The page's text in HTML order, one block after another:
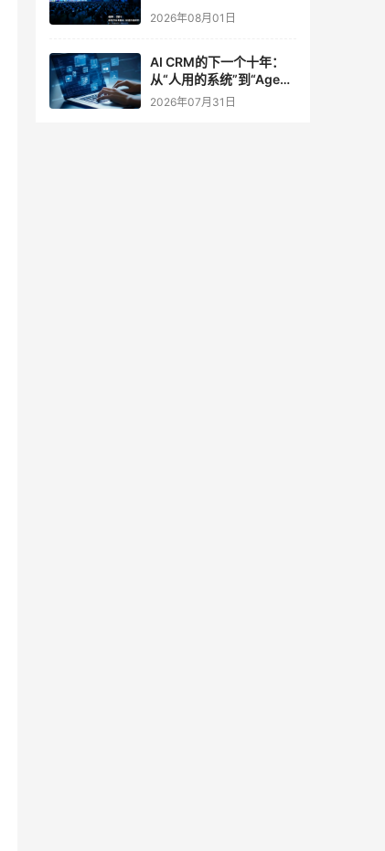
2026年08月01日
AI CRM的下一个十年：
从“人用的系统”到“Agent
调用的底座”
2026年07月31日